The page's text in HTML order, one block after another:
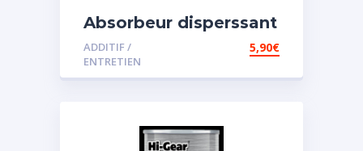
Absorbeur disperssant
d’eau pour carburant
ADDITIF /
ENTRETIEN
5,90€